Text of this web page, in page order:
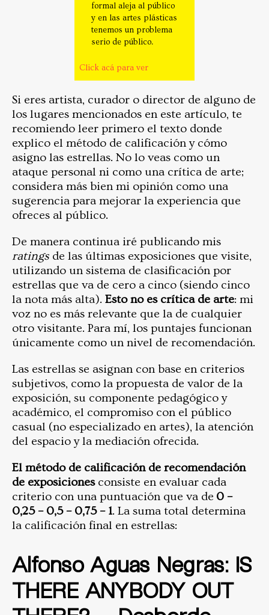
formal aleja al público
y en las artes plásticas
tenemos un problema
serio de público.
Click acá para ver
Si eres artista, curador o director de alguno de
los lugares mencionados en este artículo, te
recomiendo leer primero el texto donde
explico el método de calificación y cómo
asigno las estrellas. No lo veas como un
ataque personal ni como una crítica de arte;
considera más bien mi opinión como una
sugerencia para mejorar la experiencia que
ofreces al público.
De manera continua iré publicando mis
ratings de las últimas exposiciones que visite,
utilizando un sistema de clasificación por
estrellas que va de cero a cinco (siendo cinco
la nota más alta). Esto no es crítica de arte: mi
voz no es más relevante que la de cualquier
otro visitante. Para mí, los puntajes funcionan
únicamente como un nivel de recomendación.
Las estrellas se asignan con base en criterios
subjetivos, como la propuesta de valor de la
exposición, su componente pedagógico y
académico, el compromiso con el público
casual (no especializado en artes), la atención
del espacio y la mediación ofrecida.
El método de calificación de recomendación
de exposicionesconsiste en evaluar cada
criterio con una puntuación que va de 0 –
0,25 – 0,5 – 0,75 – 1. La suma total determina
la calificación final en estrellas:
Alfonso Aguas Negras: IS
THERE ANYBODY OUT